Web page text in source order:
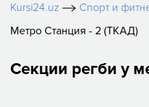
Kursi24.uz Спорт и
Метро Станция - 2 (ТКАД)
Секции регби у